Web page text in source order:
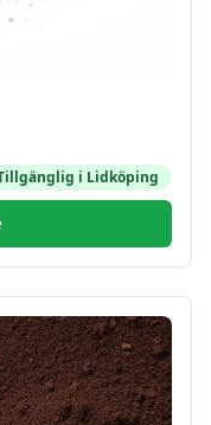
i Lidköping